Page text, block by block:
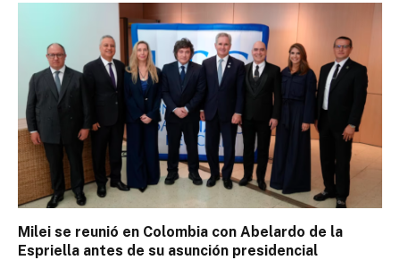
Milei se reunió en Colombia con Abelardo de la
Espriella antes de su asunción presidencial